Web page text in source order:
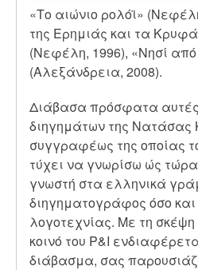
«Το αιώνιο ρολόϊ»
της Ερημιάς και τα
(Νεφέλη, 1996), «Νησί
(Αλεξάνδρεια, 2008).
Διάβασα πρόσφατα αυτές
διηγημάτων της Νατάσας
συγγραφέως της οποίας
τύχει να γνωρίσω ώς
γνωστή στα ελληνικά
διηγηματογράφος όσο και
λογοτεχνίας. Με τη σκέψη
κοινό του P&I
διάβασμα, σας